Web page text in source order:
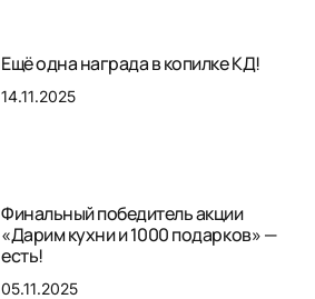
Ещё одна награда в копилке КД!
14.11.2025
Финальный победитель акции
«Дарим кухни и 1000 подарков» —
есть!
05.11.2025